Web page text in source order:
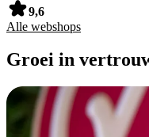
9,6
Alle webshops
Groei in